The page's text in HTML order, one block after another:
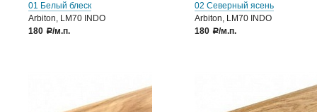
01 Белый блеск
Arbiton, LM70 INDO
180
a/м.п.
02 Северный ясень
Arbiton, LM70 INDO
180
a/м.п.